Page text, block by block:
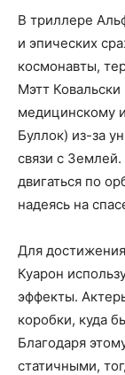
В триллере
и эпических
космонавты,
Мэтт
медицинскому
Буллок) из-за
связи с
двигаться по
надеясь на
Для
Куарон
эффекты.
коробки, куда
Благодаря
статичными,